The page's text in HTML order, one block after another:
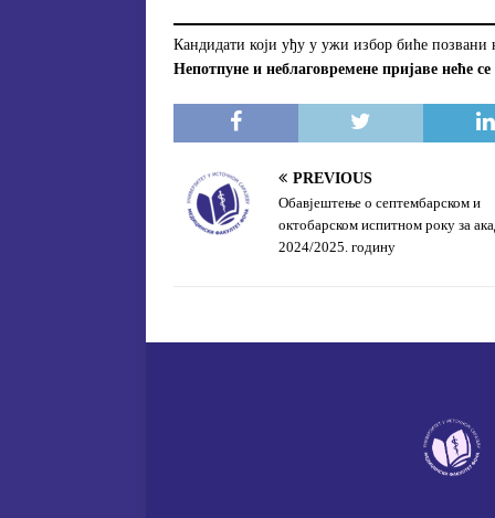
Кандидати који уђу у ужи избор биће позвани
Непотпуне и неблаговремене пријаве неће
PREVIOUS
Обавјештење о септембарском и
октобарском испитном року за
2024/2025. годину